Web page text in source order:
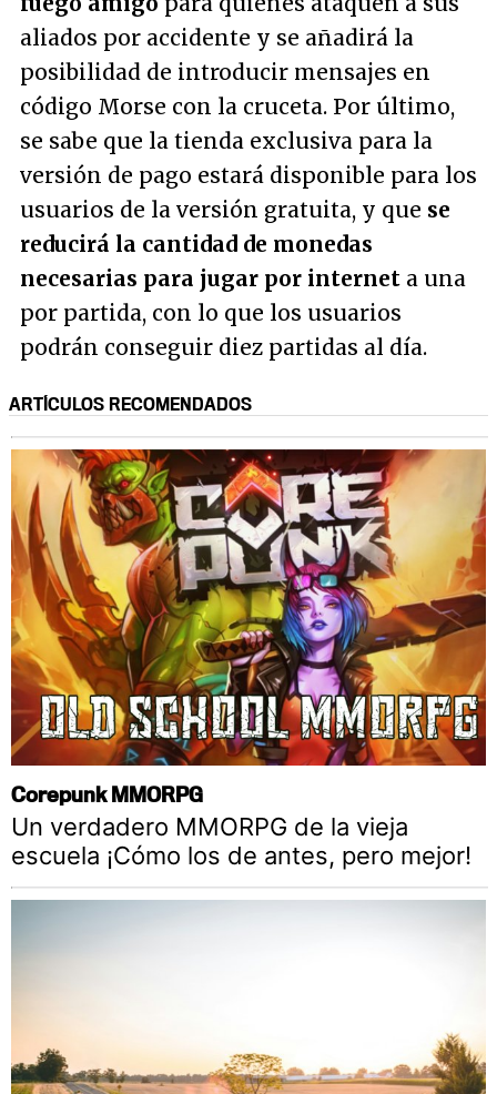
aliados por accidente y se añadirá la
posibilidad de introducir mensajes en
código Morse con la cruceta. Por último,
se sabe que la tienda exclusiva para la
versión de pago estará disponible para los
usuarios de la versión gratuita, y que se
reducirá la cantidad de monedas
necesarias para jugar por internet a una
por partida, con lo que los usuarios
podrán conseguir diez partidas al día.
ARTÍCULOS RECOMENDADOS
Corepunk MMORPG
Un verdadero MMORPG de la vieja
escuela ¡Cómo los de antes, pero mejor!